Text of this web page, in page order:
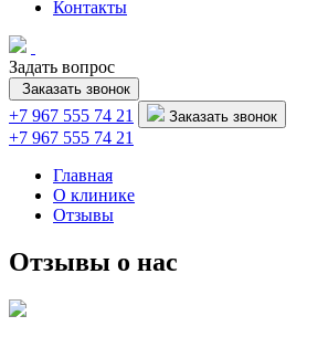
Контакты
Задать вопрос
Заказать звонок
+7 967 555 74 21 Заказать звонок
+7 967 555 74 21
Главная
О клинике
Отзывы
Отзывы о нас